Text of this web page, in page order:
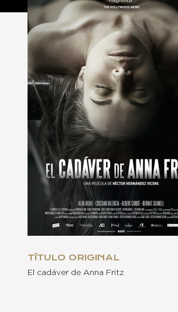
TÍTULO ORIGINAL
El cadáver de Anna Fritz